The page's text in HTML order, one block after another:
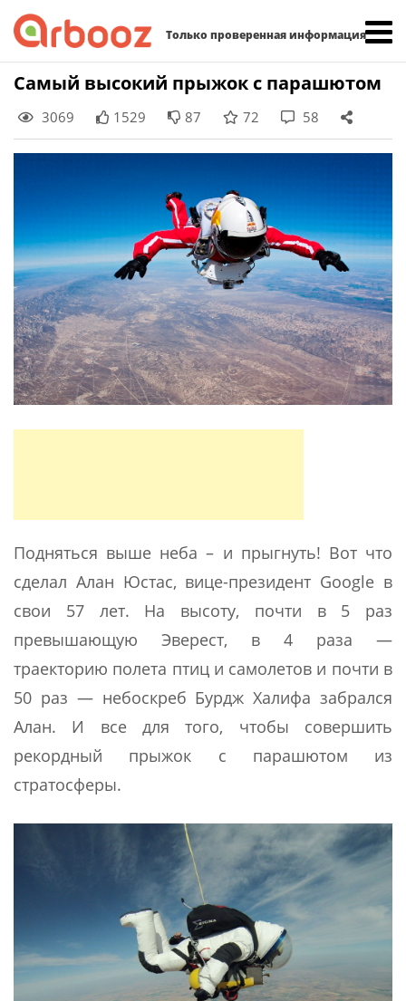
Только проверенная информация
Skip
content
Самый высокий прыжок с парашютом
3069 1529 87 72 58
Подняться выше неба – и прыгнуть! Вот что
сделал Алан Юстас, вице-президент Google в
свои 57 лет. На высоту, почти в 5 раз
превышающую Эверест, в 4 раза —
траекторию полета птиц и самолетов и почти в
50 раз — небоскреб Бурдж Халифа забрался
Алан. И все для того, чтобы совершить
рекордный прыжок с парашютом из
стратосферы.
Найти: